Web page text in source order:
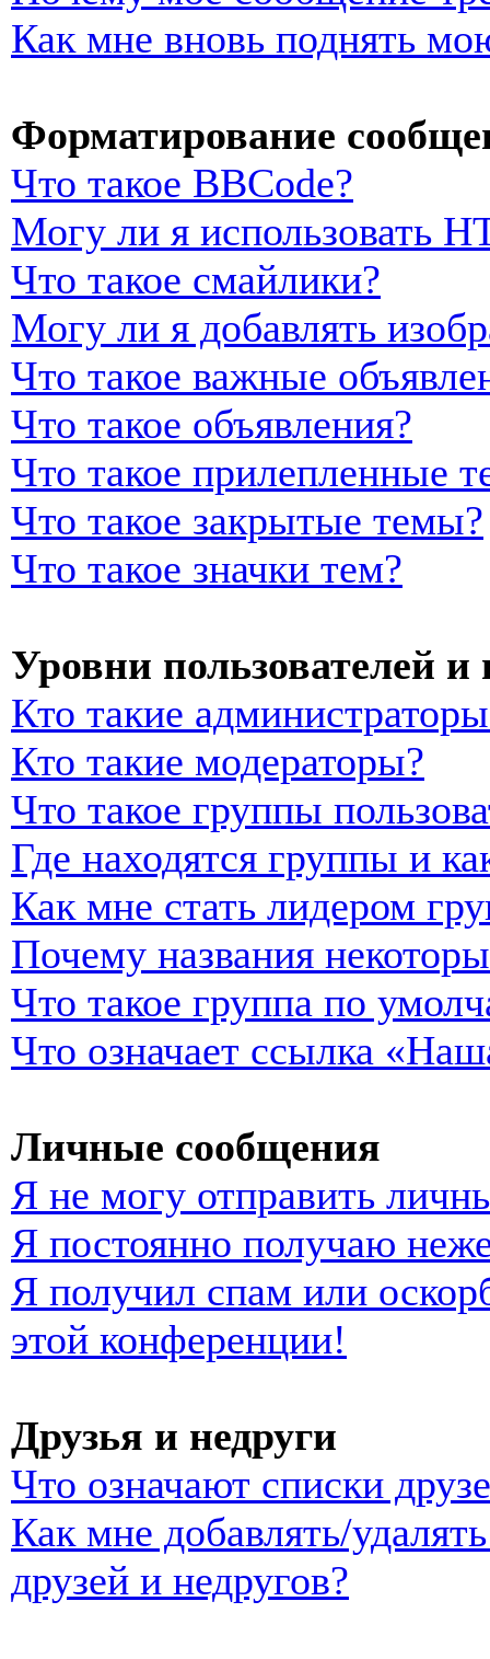
Как мне вновь поднять
Форматирование
Что такое BBCode?
Могу ли я использовать
Что такое смайлики?
Могу ли я добавлять
Что такое важные
Что такое объявления?
Что такое прилепленные
Что такое закрытые темы?
Что такое значки тем?
Уровни пользователей
Кто такие
Кто такие модераторы?
Что такое группы
Где находятся группы и
Как мне стать лидером
Почему названия
Что такое группа по
Что означает ссылка
Личные сообщения
Я не могу отправить
Я постоянно получаю
Я получил спам или
этой конференции!
Друзья и недруги
Что означают списки
Как мне добавлять/
друзей и недругов?